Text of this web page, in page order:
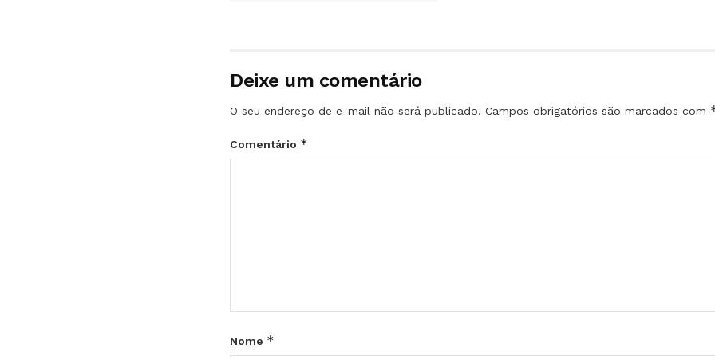
Deixe um comentário
O seu endereço de e-mail não será publicado. Campos obrigatórios são marcados com
Comentário *
Nome *